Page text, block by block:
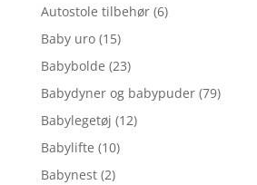
Autostole tilbehør (6)
Baby uro (15)
Babybolde (23)
Babydyner og babypuder (79)
Babylegetøj (12)
Babylifte (10)
Babynest (2)